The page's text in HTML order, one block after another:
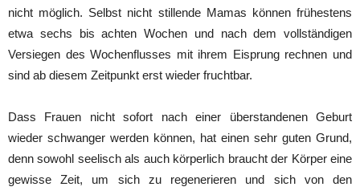
nicht möglich. Selbst nicht stillende Mamas können frühestens
etwa sechs bis achten Wochen und nach dem vollständigen
Versiegen des Wochenflusses mit ihrem Eisprung rechnen und
sind ab diesem Zeitpunkt erst wieder fruchtbar.
Dass Frauen nicht sofort nach einer überstandenen Geburt
wieder schwanger werden können, hat einen sehr guten Grund,
denn sowohl seelisch als auch körperlich braucht der Körper eine
gewisse Zeit, um sich zu regenerieren und sich von den